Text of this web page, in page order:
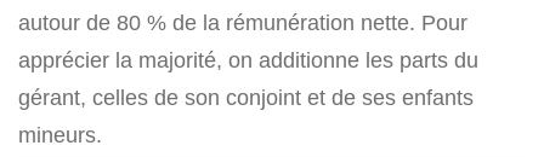
autour de 80 % de la rémunération nette. Pour
apprécier la majorité, on additionne les parts du
gérant, celles de son conjoint et de ses enfants
mineurs.